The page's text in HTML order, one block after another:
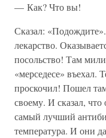
— Как? Что вы!
Сказал:
лекарство.
посольство! Там
«мерседесе»
проскочил! Пошел
своему. И сказал,
самый лучший
температура. И они